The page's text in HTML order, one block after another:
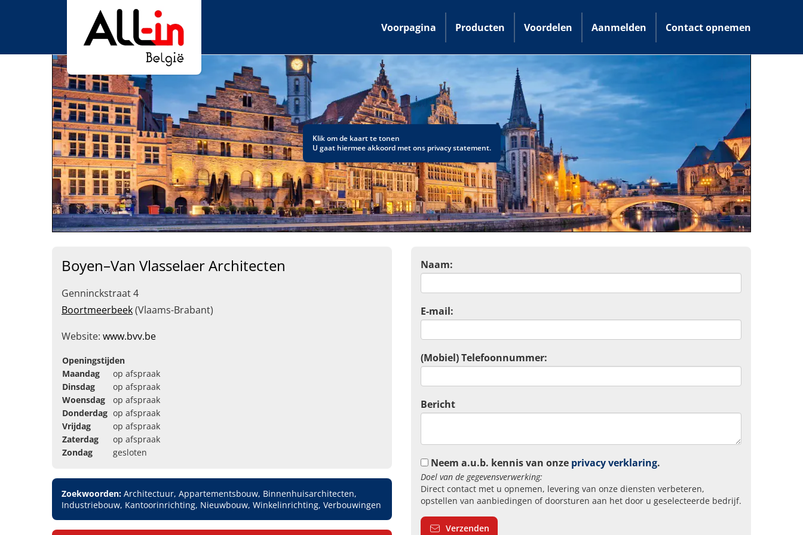
Voorpagina Producten Voordelen Aanmelden Contact opnemen
Klik om de kaart te tonen
U gaat hiermee akkoord met ons privacy statement.
Boyen–Van Vlasselaer Architecten
Genninckstraat 4
Boortmeerbeek(Vlaams-Brabant)
Website: www.bvv.be
Openingstijden
Maandag
op afspraak
Dinsdag
op afspraak
Woensdag
op afspraak
Donderdag op afspraak
Vrijdag
op afspraak
Zaterdag
op afspraak
Zondag
gesloten
Zoekwoorden: Architectuur, Appartementsbouw, Binnenhuisarchitecten,
Industriebouw, Kantoorinrichting, Nieuwbouw, Winkelinrichting, Verbouwingen
Naam:
E-mail:
(Mobiel) Telefoonnummer:
Bericht
Neem a.u.b. kennis van onze privacy verklaring.
Doel van de gegevensverwerking:
Direct contact met u opnemen, levering van onze diensten verbeteren,
opstellen van aanbiedingen of doorsturen aan het door u geselecteerde bedrijf.
Verzenden